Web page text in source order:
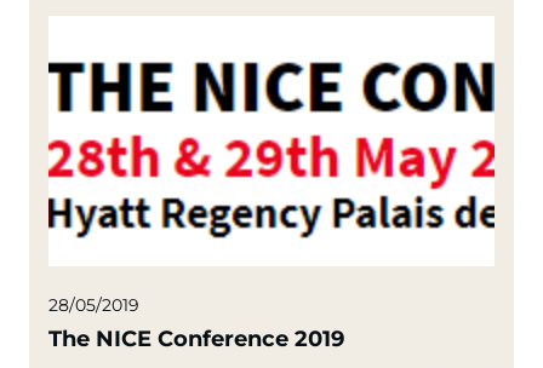
28/05/2019
The NICE Conference 2019